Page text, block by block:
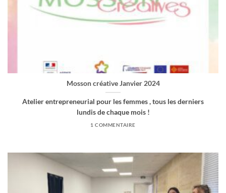
Mosson créative Janvier 2024
Atelier entrepreneurial pour les femmes , tous les derniers
lundis de chaque mois !
1 COMMENTAIRE